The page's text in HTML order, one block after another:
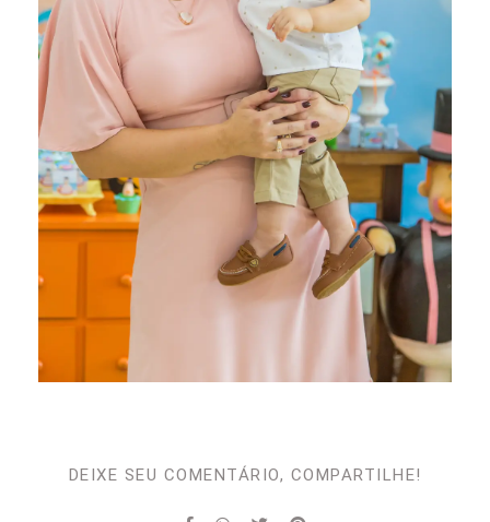
DEIXE SEU COMENTÁRIO, COMPARTILHE!